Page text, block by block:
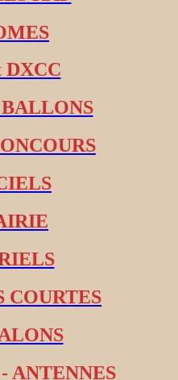
DXCC
BALLONS
COURTES
ANTENNES